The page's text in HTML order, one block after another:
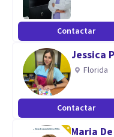
Contactar
Jessica
Florida
Contactar
Maria